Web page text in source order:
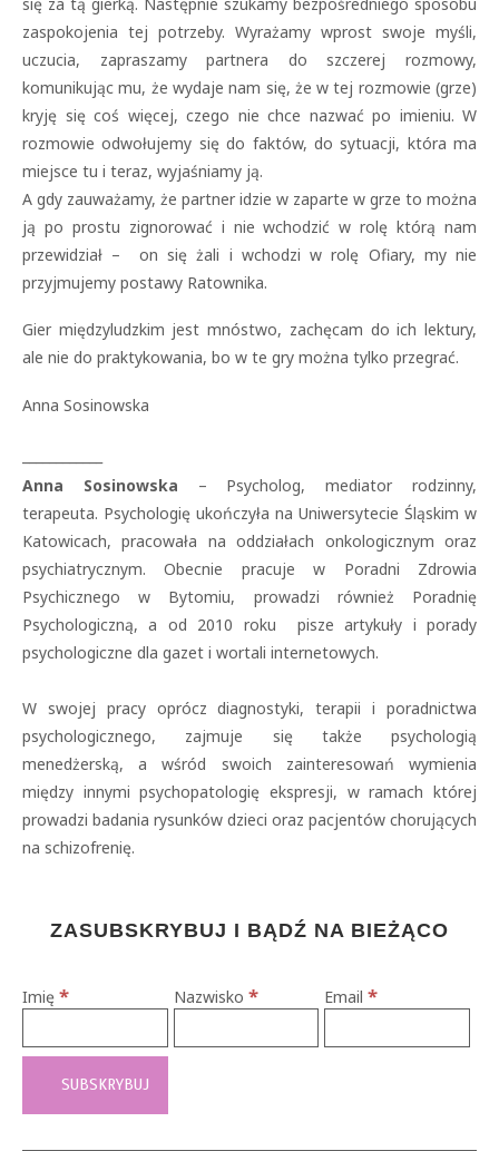
zaspokojenia tej potrzeby. Wyrażamy wprost swoje myśli,
uczucia, zapraszamy partnera do szczerej rozmowy,
komunikując mu, że wydaje nam się, że w tej rozmowie (grze)
kryję się coś więcej, czego nie chce nazwać po imieniu. W
rozmowie odwołujemy się do faktów, do sytuacji, która ma
miejsce tu i teraz, wyjaśniamy ją.
A gdy zauważamy, że partner idzie w zaparte w grze to można
ją po prostu zignorować i nie wchodzić w rolę którą nam
przewidział – on się żali i wchodzi w rolę Ofiary, my nie
przyjmujemy postawy Ratownika.
Gier międzyludzkim jest mnóstwo, zachęcam do ich lektury,
ale nie do praktykowania, bo w te gry można tylko przegrać.
Anna Sosinowska
Anna Sosinowska – Psycholog, mediator rodzinny,
terapeuta. Psychologię ukończyła na Uniwersytecie Śląskim w
Katowicach, pracowała na oddziałach onkologicznym oraz
psychiatrycznym. Obecnie pracuje w Poradni Zdrowia
Psychicznego w Bytomiu, prowadzi również Poradnię
Psychologiczną, a od 2010 roku pisze artykuły i porady
psychologiczne dla gazet i wortali internetowych.
W swojej pracy oprócz diagnostyki, terapii i poradnictwa
psychologicznego, zajmuje się także psychologią
menedżerską, a wśród swoich zainteresowań wymienia
między innymi psychopatologię ekspresji, w ramach której
prowadzi badania rysunków dzieci oraz pacjentów chorujących
na schizofrenię.
ZASUBSKRYBUJ I BĄDŹ NA BIEŻĄCO
Imię * Nazwisko * Email*